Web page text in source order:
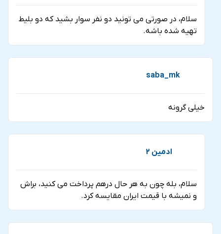
سلام، در صورتی می تونید دو نفر سوار بشید که دو بلیط
تهیه شده باشه.
saba_mk
خیلی گرونه
ادمین 2
سلام، بله چون به هر حال درهم پرداخت می کنید، براش
و نمیشه با قیمت ایران مقایسه کرد.